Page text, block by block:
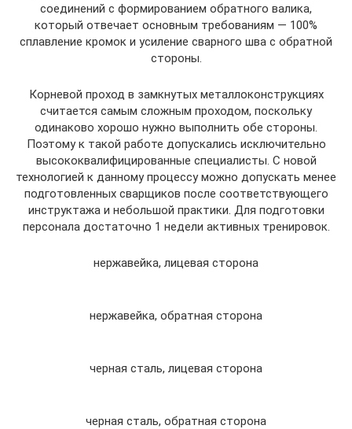
соединений с формированием обратного валика,
который отвечает основным требованиям — 100%
сплавление кромок и усиление сварного шва с обратной
стороны.
Корневой проход в замкнутых металлоконструкциях
считается самым сложным проходом, поскольку
одинаково хорошо нужно выполнить обе стороны.
Поэтому к такой работе допускались исключительно
высококвалифицированные специалисты. С новой
технологией к данному процессу можно допускать менее
подготовленных сварщиков после соответствующего
инструктажа и небольшой практики. Для подготовки
персонала достаточно 1 недели активных тренировок.
нержавейка, лицевая сторона
нержавейка, обратная сторона
черная сталь, лицевая сторона
черная сталь, обратная сторона